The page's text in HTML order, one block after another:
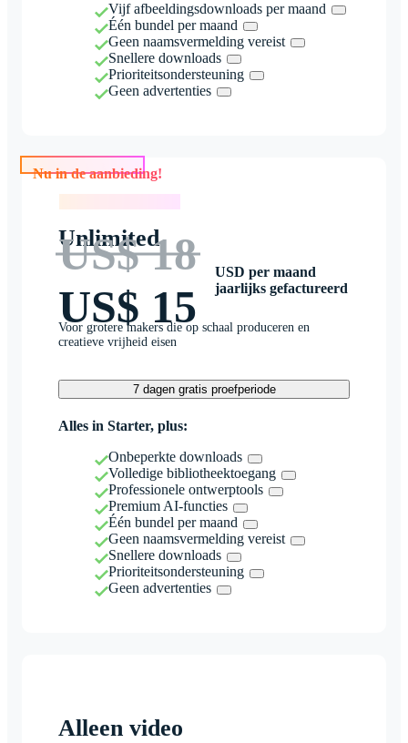
Vijf afbeeldingsdownloads per maand
Één bundel per maand
Geen naamsvermelding vereist
Snellere downloads
Prioriteitsondersteuning
Geen advertenties
Nu in de aanbieding!
Unlimited
US$ 18
US$ 15
USD per maand
jaarlijks gefactureerd
Voor grotere makers die op schaal produceren en
creatieve vrijheid eisen
7 dagen gratis proefperiode
Alles in Starter, plus:
Onbeperkte downloads
Volledige bibliotheektoegang
Professionele ontwerptools
Premium AI-functies
Één bundel per maand
Geen naamsvermelding vereist
Snellere downloads
Prioriteitsondersteuning
Geen advertenties
Alleen video